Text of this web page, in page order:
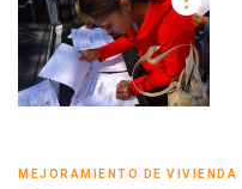
MEJORAMIENTO DE VIVIENDA